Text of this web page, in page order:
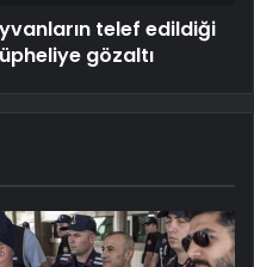
telef edildiği
gözaltı